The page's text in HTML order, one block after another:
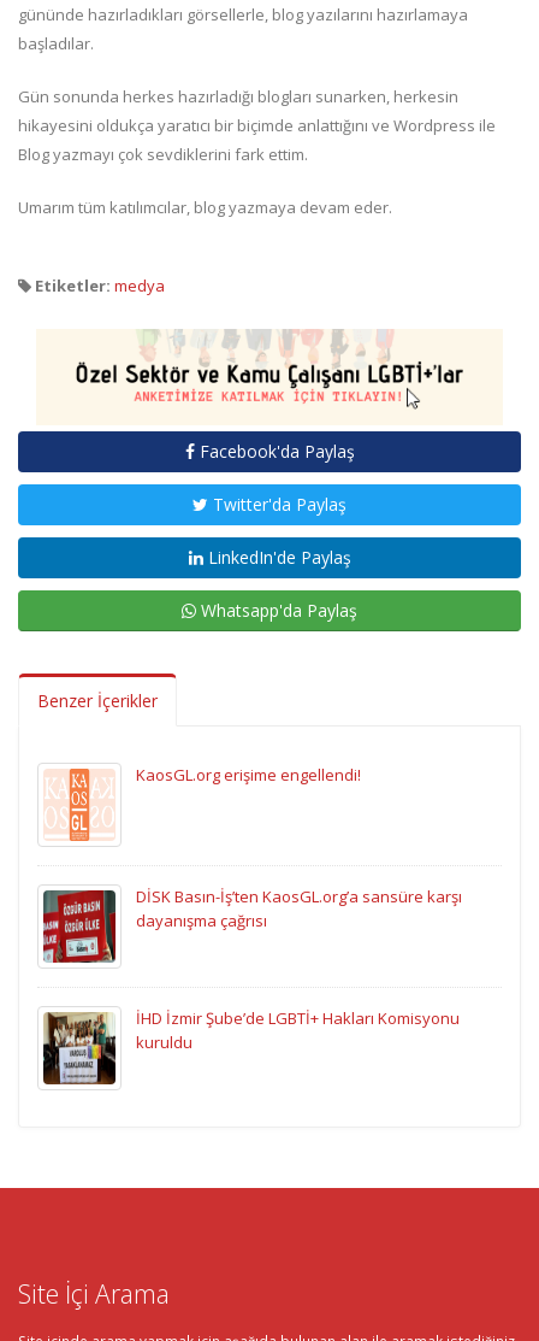
gününde hazırladıkları görsellerle, blog yazılarını hazırlamaya
başladılar.
Gün sonunda herkes hazırladığı blogları sunarken, herkesin
hikayesini oldukça yaratıcı bir biçimde anlattığını ve Wordpress ile
Blog yazmayı çok sevdiklerini fark ettim.
Umarım tüm katılımcılar, blog yazmaya devam eder.
Etiketler: medya
Facebook'da Paylaş
Twitter'da Paylaş
LinkedIn'de Paylaş
Whatsapp'da Paylaş
Benzer İçerikler
KaosGL.org erişime engellendi!
DİSK Basın-İş’ten KaosGL.org’a sansüre karşı
dayanışma çağrısı
İHD İzmir Şube’de LGBTİ+ Hakları Komisyonu
kuruldu
Site İçi Arama